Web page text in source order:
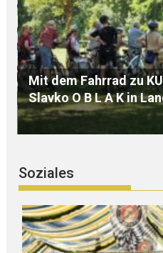
ÖDP Niederbayern
und kritisiert
Familien“
Soziales